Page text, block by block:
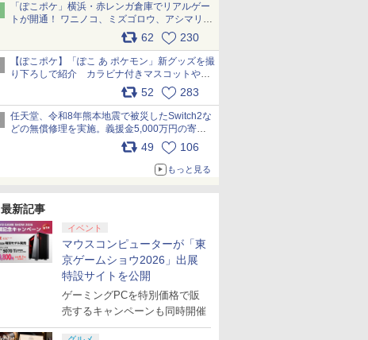
「ぽこポケ」横浜・赤レンガ倉庫でリアルゲー
トが開通！ ワニノコ、ミズゴロウ、アシマリ登
場シーンをレポート pic.x.com/LDgEByVl6D
62 230
【ぽこポケ】「ぽこ あ ポケモン」新グッズを撮
り下ろしで紹介 カラビナ付きマスコットやス
52 283
任天堂、令和8年熊本地震で被災したSwitch2な
どの無償修理を実施。義援金5,000万円の寄付
も発表 pic.x.com/BAYsMfUfUC
49 106
もっと見る
最新記事
イベント
マウスコンピューターが「東
京ゲームショウ2026」出展
特設サイトを公開
ゲーミングPCを特別価格で販
売するキャンペーンも同時開催